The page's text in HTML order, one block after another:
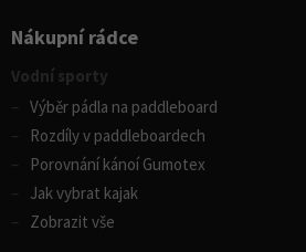
Nákupní rádce
Vodní sporty
Výběr pádla na paddleboard
Rozdíly v paddleboardech
Porovnání kánoí Gumotex
Jak vybrat kajak
Zobrazit vše